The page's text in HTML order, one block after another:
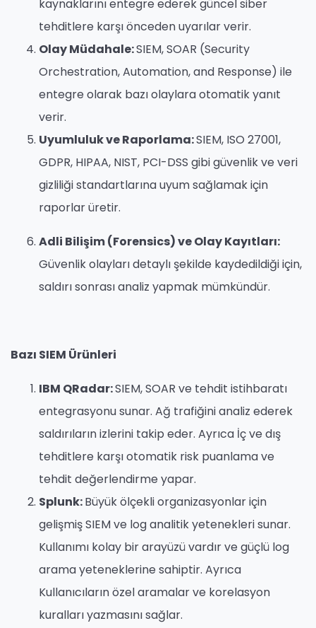
kaynaklarını entegre ederek güncel siber
tehditlere karşı önceden uyarılar verir.
Olay Müdahale:SIEM, SOAR (Security
Orchestration, Automation, and Response) ile
entegre olarak bazı olaylara otomatik yanıt
verir.
Uyumluluk ve Raporlama:SIEM, ISO 27001,
GDPR, HIPAA, NIST, PCI-DSS gibi güvenlik ve veri
gizliliği standartlarına uyum sağlamak için
raporlar üretir.
Adli Bilişim (Forensics) ve Olay Kayıtları:
Güvenlik olayları detaylı şekilde kaydedildiği için,
saldırı sonrası analiz yapmak mümkündür.
Bazı SIEM Ürünleri
IBM QRadar:SIEM, SOAR ve tehdit istihbaratı
entegrasyonu sunar. Ağ trafiğini analiz ederek
saldırıların izlerini takip eder. Ayrıca İç ve dış
tehditlere karşı otomatik risk puanlama ve
tehdit değerlendirme yapar.
Splunk:Büyük ölçekli organizasyonlar için
gelişmiş SIEM ve log analitik yetenekleri sunar.
Kullanımı kolay bir arayüzü vardır ve güçlü log
arama yeteneklerine sahiptir. Ayrıca
Kullanıcıların özel aramalar ve korelasyon
kuralları yazmasını sağlar.